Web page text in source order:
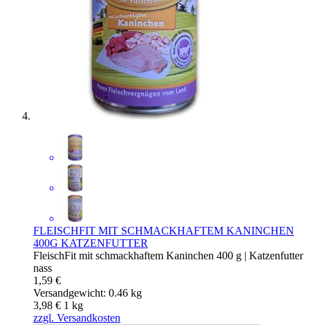
FLEISCHFIT MIT SCHMACKHAFTEM KANINCHEN
400G KATZENFUTTER
FleischFit mit schmackhaftem Kaninchen 400 g | Katzenfutter
nass
1,59 €
Versandgewicht: 0.46 kg
3,98 € 1 kg
zzgl. Versandkosten